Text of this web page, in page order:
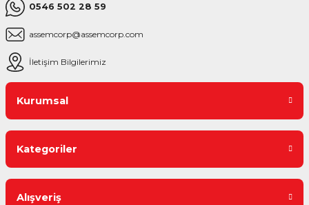
0546 502 28 59
assemcorp@assemcorp.com
İletişim Bilgilerimiz
Kurumsal
Kategoriler
Alışveriş